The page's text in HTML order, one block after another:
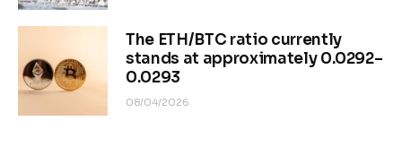
The ETH/BTC ratio currently
stands at approximately 0.0292–
0.0293
08/04/2026